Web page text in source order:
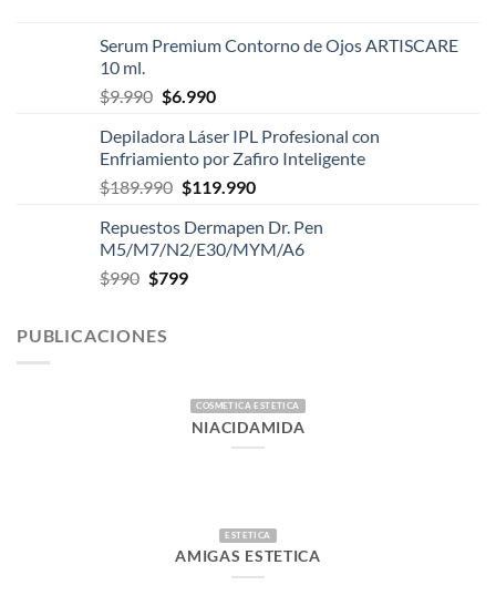
era:
es:
Serum Premium Contorno de Ojos ARTISCARE
10 ml.
$9.990 El
original
era:
$9.990.
$6.990El
actual
es:
$6.990.
Depiladora Láser IPL Profesional con
Enfriamiento por Zafiro Inteligente
$189.990 El
original
era:
$189.990.
$119.990El
actual
es:
Repuestos Dermapen Dr. Pen
M5/M7/N2/E30/MYM/A6
$990 El
era:
$799El
PUBLICACIONES
COSMETICA ESTETICA
NIACIDAMIDA
ESTETICA
AMIGAS ESTETICA